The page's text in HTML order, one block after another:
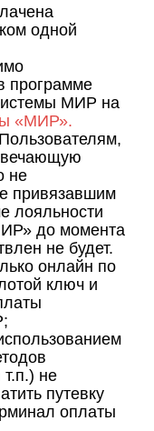
одной
программе
МИР на
«МИР».
не
привязавшим
лояльности
до момента
не будет.
онлайн по
ключ и
не
путевку
оплаты